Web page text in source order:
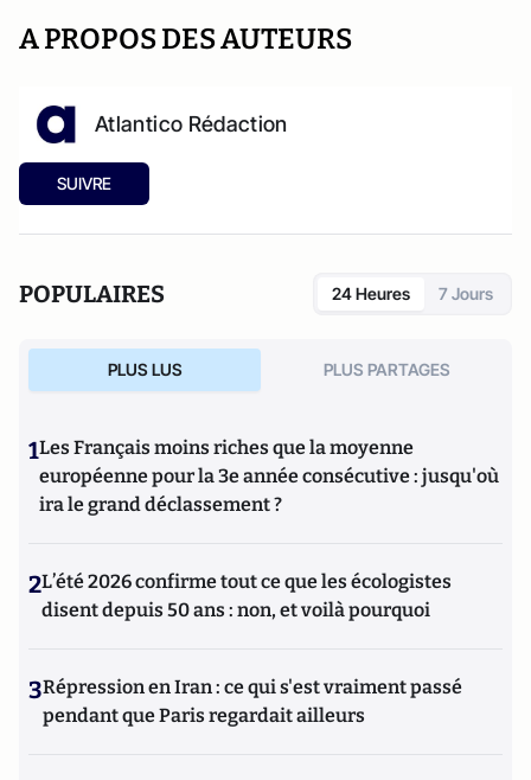
A PROPOS DES AUTEURS
Atlantico Rédaction
SUIVRE
POPULAIRES 24 Heures 7 Jours
PLUS LUS PLUS PARTAGES
1Les Français moins riches que la moyenne
européenne pour la 3e année consécutive : jusqu'où
ira le grand déclassement ?
2L’été 2026 confirme tout ce que les écologistes
disent depuis 50 ans : non, et voilà pourquoi
3Répression en Iran : ce qui s'est vraiment passé
pendant que Paris regardait ailleurs